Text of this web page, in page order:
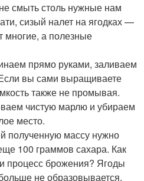
смыть столь нужные нам
сизый налет на ягодках —
многие, а полезные
прямо руками, заливаем
вы сами выращиваете
также не промывая.
чистую марлю и убираем
место.
полученную массу нужно
100 граммов сахара. Как
процесс брожения? Ягоды
не образовывается.